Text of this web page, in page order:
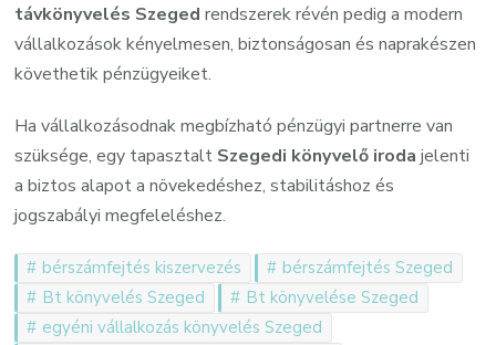
távkönyvelés Szeged rendszerek révén pedig a modern
vállalkozások kényelmesen, biztonságosan és naprakészen
követhetik pénzügyeiket.
Ha vállalkozásodnak megbízható pénzügyi partnerre van
szüksége, egy tapasztalt Szegedi könyvelő iroda jelenti
a biztos alapot a növekedéshez, stabilitáshoz és
jogszabályi megfeleléshez.
bérszámfejtés kiszervezés
bérszámfejtés Szeged
Bt könyvelés Szeged
Bt könyvelése Szeged
egyéni vállalkozás könyvelés Szeged